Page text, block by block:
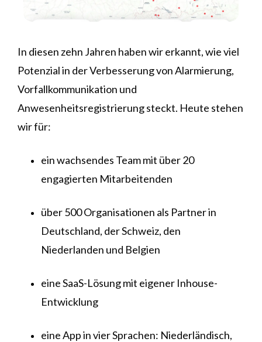
In diesen zehn Jahren haben wir erkannt, wie viel
Potenzial in der Verbesserung von Alarmierung,
Vorfallkommunikation und
Anwesenheitsregistrierung steckt. Heute stehen
wir für:
ein wachsendes Team mit über 20
engagierten Mitarbeitenden
über 500 Organisationen als Partner in
Deutschland, der Schweiz, den
Niederlanden und Belgien
eine SaaS-Lösung mit eigener Inhouse-
Entwicklung
eine App in vier Sprachen: Niederländisch,